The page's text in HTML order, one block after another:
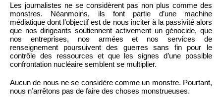
Les journalistes ne se considèrent pas non plus comme des
monstres. Néanmoins, ils font partie d’une machine
médiatique dont l’objectif est de nous inciter à la passivité alors
que nos dirigeants soutiennent activement un génocide, que
nos entreprises, nos armées et nos services de
renseignement poursuivent des guerres sans fin pour le
contrôle des ressources et que les signes d’une possible
confrontation nucléaire semblent se multiplier.
Aucun de nous ne se considère comme un monstre. Pourtant,
nous n’arrêtons pas de faire des choses monstrueuses.